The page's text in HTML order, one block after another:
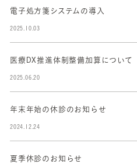
電子処方箋システムの導入
2025.10.03
医療DX推進体制整備加算について
2025.06.20
年末年始の休診のお知らせ
2024.12.24
夏季休診のお知らせ